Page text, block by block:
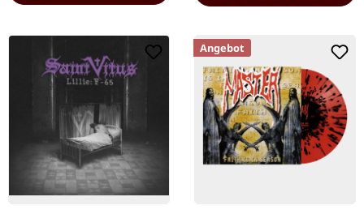
Angebot